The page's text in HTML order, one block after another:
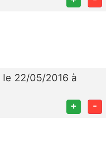
le 22/05/2016 à
+ -